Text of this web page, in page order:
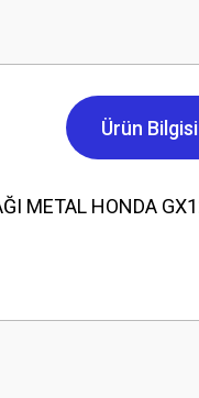
Ürün Bilgisi
METAL HONDA